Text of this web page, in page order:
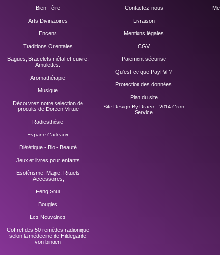
Bien - être
Arts Divinatoires
Encens
Traditions Orientales
Bagues, Bracelets métal et cuivre,
Amulettes.
Aromathérapie
Musique
Découvrez notre selection de
produits de Doreen Virtue
Radiesthésie
Espace Cadeaux
Diététique - Bio - Beauté
Jeux et livres pour enfants
Esotérisme, Magie, Rituels
,Accessoires,
Feng Shui
Bougies
Les Neuvaines
Coffret des 50 remèdes radionique
selon la médecine de Hildegarde
von bingen
Contactez-nous
Livraison
Mentions légales
CGV
Paiement sécurisé
Qu'est-ce que PayPal ?
Protection des données
Plan du site
Site Design By Draco - 2014 Cron
Service